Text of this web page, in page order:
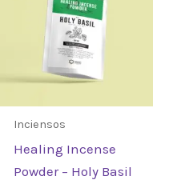
Inciensos
Healing Incense
Powder – Holy Basil